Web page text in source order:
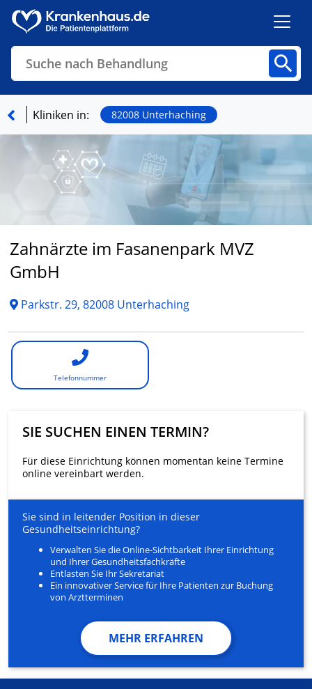
Suche nach Behandlung
Finden
Kliniken in: 82008 Unterhaching
Zahnärzte im Fasanenpark MVZ
GmbH
Parkstr. 29, 82008 Unterhaching
Telefonnummer
SIE SUCHEN EINEN TERMIN?
Für diese Einrichtung können momentan keine Termine
online vereinbart werden.
Sie sind in leitender Position in dieser
Gesundheitseinrichtung?
Verwalten Sie die Online-Sichtbarkeit Ihrer Einrichtung
und Ihrer Gesundheitsfachkräfte
Entlasten Sie Ihr Sekretariat
Ein innovativer Service für Ihre Patienten zur Buchung
von Arztterminen
MEHR ERFAHREN